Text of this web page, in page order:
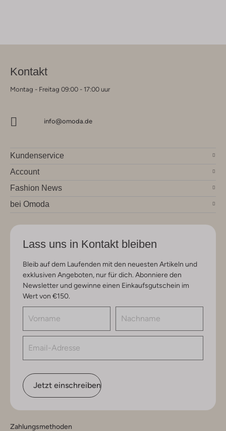
Kontakt
Montag - Freitag 09:00 - 17:00 uur
info@omoda.de
Kundenservice
Account
Fashion News
bei Omoda
Lass uns in Kontakt bleiben
Bleib auf dem Laufenden mit den neuesten Artikeln und
exklusiven Angeboten, nur für dich. Abonniere den
Newsletter und gewinne einen Einkaufsgutschein im
Wert von €150.
Jetzt einschreiben
Zahlungsmethoden